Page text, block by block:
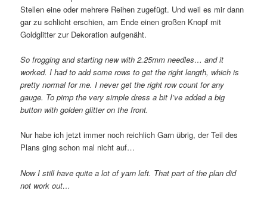
Stellen eine oder mehrere Reihen zugefügt. Und weil es mir dann
gar zu schlicht erschien, am Ende einen großen Knopf mit
Goldglitter zur Dekoration aufgenäht.
So frogging and starting new with 2.25mm needles… and it
worked. I had to add some rows to get the right length, which is
pretty normal for me. I never get the right row count for any
gauge. To pimp the very simple dress a bit I’ve added a big
button with golden glitter on the front.
Nur habe ich jetzt immer noch reichlich Garn übrig, der Teil des
Plans ging schon mal nicht auf…
Now I still have quite a lot of yarn left. That part of the plan did
not work out…